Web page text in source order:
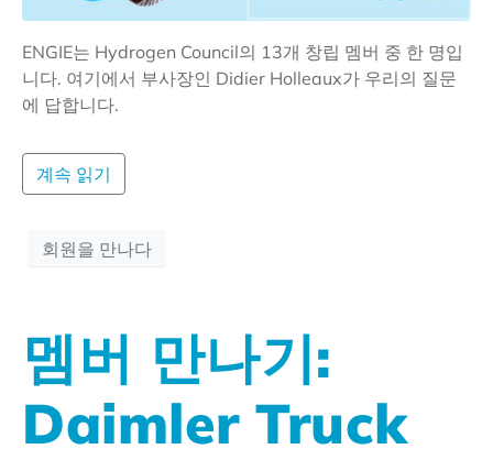
ENGIE는 Hydrogen Council의 13개 창립 멤버 중 한 명입
니다. 여기에서 부사장인 Didier Holleaux가 우리의 질문
에 답합니다.
계속 읽기
회원을 만나다
멤버 만나기:
Daimler Truck